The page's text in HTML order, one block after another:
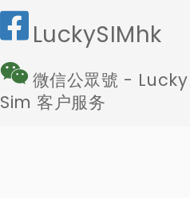
LuckySIMhk
微信公眾號 - Lucky
Sim 客户服务